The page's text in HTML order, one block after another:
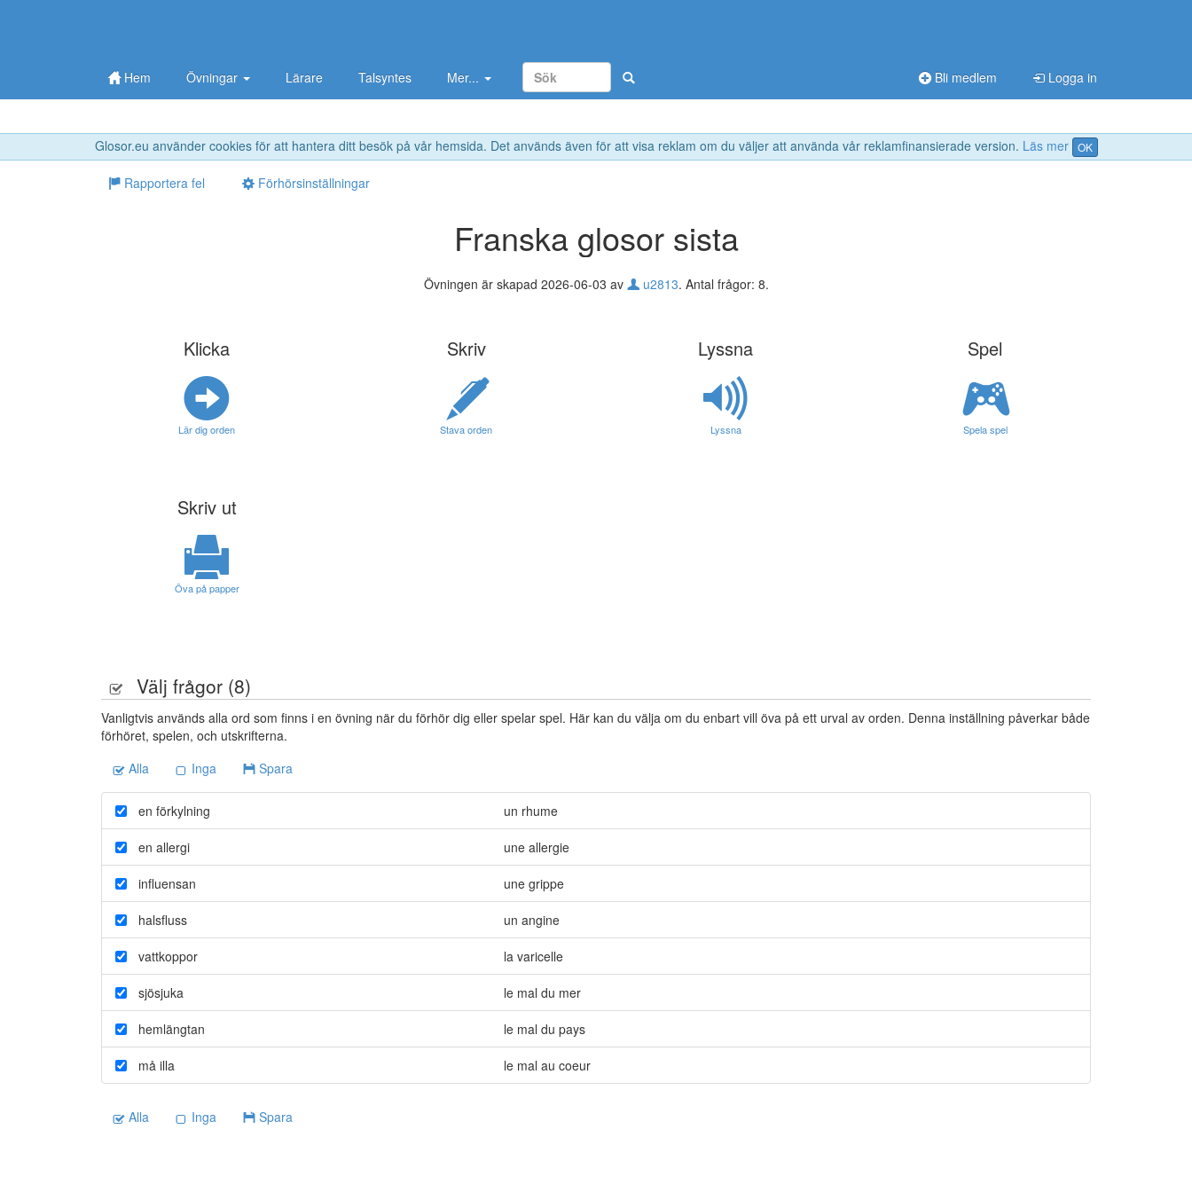
Glosor.eu använder cookies för att hantera ditt besök på vår hemsida. Det används även för att visa reklam om du väljer att använda vår reklamfinansierade version. Läs mer OK
Hem Övningar Lärare Talsyntes Mer... Bli medlem Logga in
Rapportera fel Förhörsinställningar
Franska glosor sista
Övningen är skapad 2026-06-03 av u2813. Antal frågor: 8.
Klicka
Lär dig orden
Skriv
Stava orden
Lyssna
Lyssna
Spel
Spela spel
Skriv ut
Öva på papper
Välj frågor (8)
Vanligtvis används alla ord som finns i en övning när du förhör dig eller spelar spel. Här kan du välja om du enbart vill öva på ett urval av orden. Denna inställning påverkar både
förhöret, spelen, och utskrifterna.
Alla
Inga Spara
en förkylning un rhume
en allergi une allergie
influensan une grippe
halsfluss un angine
vattkoppor la varicelle
sjösjuka le mal du mer
hemlängtan le mal du pays
må illa le mal au coeur
Alla Inga Spara